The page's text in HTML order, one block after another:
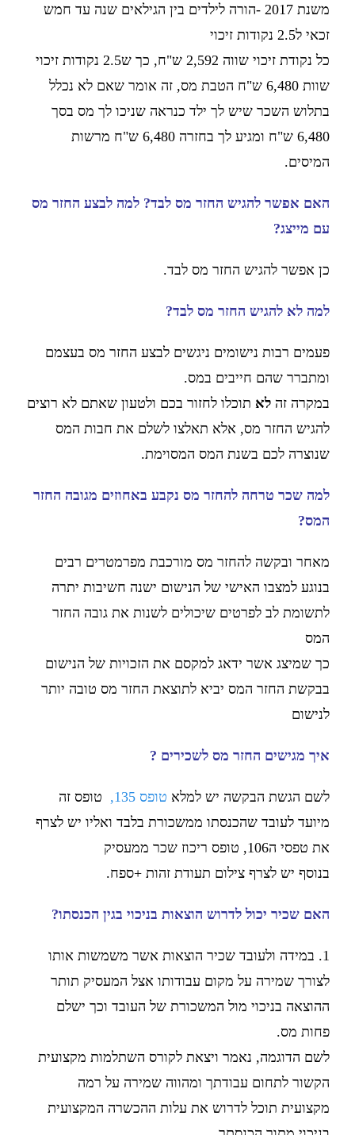
משנת 2017 -הורה לילדים בין הגילאים שנה עד חמש
זכאי ל2.5 נקודות זיכוי
כל נקודת זיכוי שווה 2,592 ש"ח,
כך ש2.5 נקודות זיכוי
שוות 6,480 ש"ח הטבת מס,
זה אומר שאם לא נכלל
בתלוש השכר שיש לך ילד כנראה שניכו לך מס בסך
6,480 ש"ח
ומגיע לך בחזרה 6,480 ש"ח מרשות
המיסים.
האם אפשר להגיש החזר מס לבד? למה לבצע החזר מס
עם מייצג?
כן אפשר להגיש החזר מס לבד.
למה לא להגיש החזר מס לבד?
פעמים רבות נישומים ניגשים לבצע החזר מס בעצמם
ומתברר שהם חייבים במס.
במקרה זהלא תוכלו לחזור בכם ולטעון שאתם לא רוצים
להגיש החזר מס, אלא תאלצו לשלם את חבות המס
שנוצרה לכם בשנת המס המסוימת.
למה שכר טרחה להחזר מס נקבע באחוזים מגובה החזר
המס?
מאחר ובקשה להחזר מס מורכבת מפרמטרים רבים
בנוגע למצבו האישי של הנישום ישנה חשיבות יתרה
לתשומת לב לפרטים שיכולים לשנות את גובה החזר
המס
כך שמיצג אשר ידאג למקסם את הזכויות של הנישום
בבקשת החזר המס יביא לתוצאת החזר מס טובה יותר
לנישום
איך מגישים החזר מס לשכירים ?
לשם הגשת הבקשה יש למלא טופס 135,
טופס זה
מיועד לעובד שהכנסתו ממשכורת בלבד ואליו יש לצרף
את טפסי ה106, טופס ריכוז שכר ממעסיק
בנוסף יש לצרף צילום תעודת זהות +ספח.
האם שכיר יכול לדרוש הוצאות בניכוי בגין הכנסתו?
1. במידה ולעובד שכיר הוצאות אשר משמשות אותו
לצורך שמירה על מקום עבודותו אצל המעסיק תותר
ההוצאה בניכוי מול המשכורת של העובד וכך ישלם
פחות מס.
לשם הדוגמה, נאמר ויצאת לקורס השתלמות מקצועית
הקשור לתחום עבודתך ומהווה שמירה על רמה
מקצועית תוכל לדרוש את עלות ההכשרה המקצועית